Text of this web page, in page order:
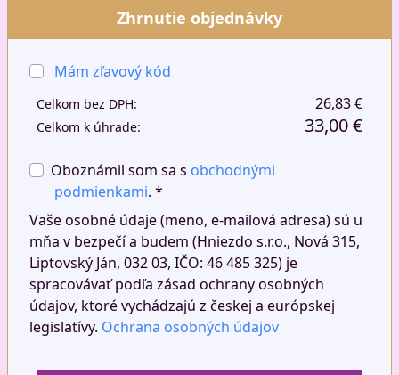
Zhrnutie objednávky
Mám zľavový kód
Celkom bez DPH: 26,83 €
Celkom k úhrade: 33,00 €
Oboznámil som sa s obchodnými
podmienkami. *
Vaše osobné údaje (meno, e-mailová adresa) sú u
mňa v bezpečí a budem (Hniezdo s.r.o., Nová 315,
Liptovský Ján, 032 03, IČO: 46 485 325) je
spracovávať podľa zásad ochrany osobných
údajov, ktoré vychádzajú z českej a európskej
legislatívy. Ochrana osobných údajov